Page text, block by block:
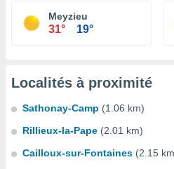
Meyzieu
31° 19°
Localités à proximité
Sathonay-Camp (1.06 km)
Rillieux-la-Pape (2.01 km)
Cailloux-sur-Fontaines (2.15